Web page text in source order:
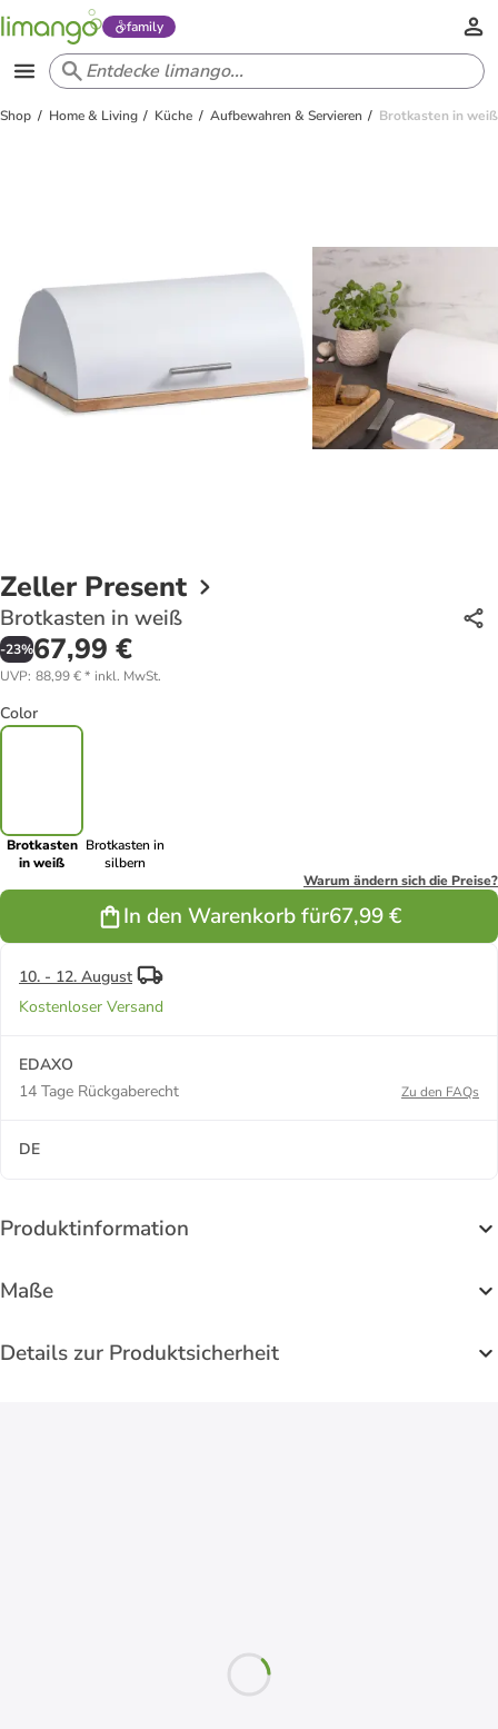
family
Shop Home & Living Küche Aufbewahren & Servieren Brotkasten in weiß
Zeller Present
Brotkasten in weiß
-23%67,99 €
UVP: 88,99 €* inkl. MwSt.
Color
Brotkasten
in weiß
Brotkasten in
silbern
Warum ändern sich die Preise?
In den Warenkorb für67,99 €
10. - 12. August
Kostenloser Versand
EDAXO
14 Tage Rückgaberecht
Zu den FAQs
DE
Produktinformation
Maße
Details zur Produktsicherheit